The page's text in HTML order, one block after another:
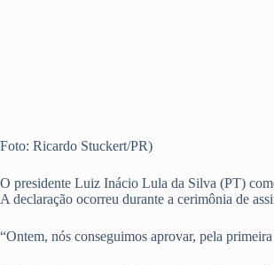
Foto: Ricardo Stuckert/PR)
O presidente Luiz Inácio Lula da Silva (PT)
A declaração ocorreu durante a cerimônia de
“Ontem, nós conseguimos aprovar, pela